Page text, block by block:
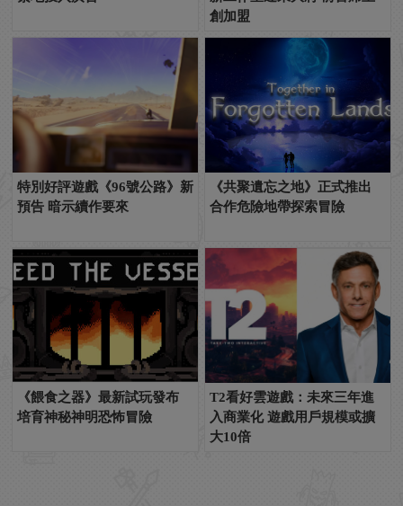
創加盟
特別好評遊戲《96號公路》新
預告 暗示續作要來
《共聚遺忘之地》正式推出
合作危險地帶探索冒險
《餵食之器》最新試玩發布
培育神秘神明恐怖冒險
T2看好雲遊戲：未來三年進
入商業化 遊戲用戶規模或擴
大10倍